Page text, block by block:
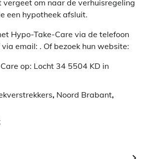
om naar de verhuisregeling
een hypotheek afsluit.
Hypo-Take-Care via de telefoon
email: . Of bezoek hun website:
op: Locht 34 5504 KD in
, Noord Brabant,